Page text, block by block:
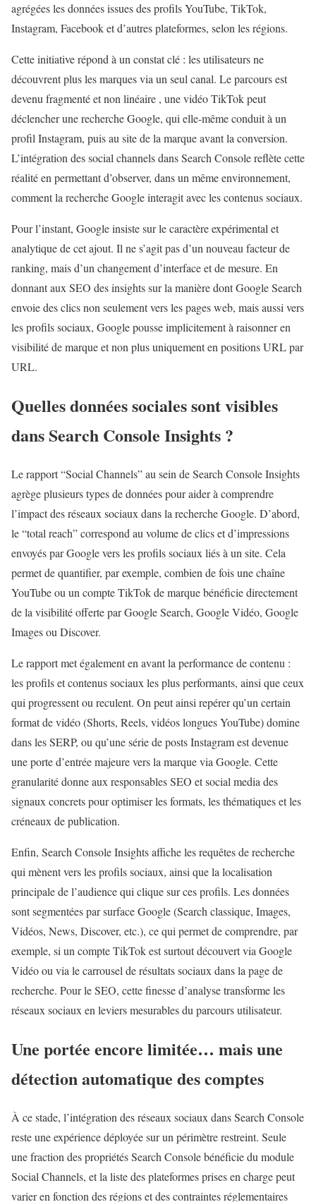
agrégées les données issues des profils YouTube, TikTok,
Instagram, Facebook et d’autres plateformes, selon les régions.
Cette initiative répond à un constat clé : les utilisateurs ne
découvrent plus les marques via un seul canal. Le parcours est
devenu fragmenté et non linéaire , une vidéo TikTok peut
déclencher une recherche Google, qui elle-même conduit à un
profil Instagram, puis au site de la marque avant la conversion.
L’intégration des social channels dans Search Console reflète cette
réalité en permettant d’observer, dans un même environnement,
comment la recherche Google interagit avec les contenus sociaux.
Pour l’instant, Google insiste sur le caractère expérimental et
analytique de cet ajout. Il ne s’agit pas d’un nouveau facteur de
ranking, mais d’un changement d’interface et de mesure. En
donnant aux SEO des insights sur la manière dont Google Search
envoie des clics non seulement vers les pages web, mais aussi vers
les profils sociaux, Google pousse implicitement à raisonner en
visibilité de marque et non plus uniquement en positions URL par
URL.
Quelles données sociales sont visibles
dans Search Console Insights ?
Le rapport “Social Channels” au sein de Search Console Insights
agrège plusieurs types de données pour aider à comprendre
l’impact des réseaux sociaux dans la recherche Google. D’abord,
le “total reach” correspond au volume de clics et d’impressions
envoyés par Google vers les profils sociaux liés à un site. Cela
permet de quantifier, par exemple, combien de fois une chaîne
YouTube ou un compte TikTok de marque bénéficie directement
de la visibilité offerte par Google Search, Google Vidéo, Google
Images ou Discover.
Le rapport met également en avant la performance de contenu :
les profils et contenus sociaux les plus performants, ainsi que ceux
qui progressent ou reculent. On peut ainsi repérer qu’un certain
format de vidéo (Shorts, Reels, vidéos longues YouTube) domine
dans les SERP, ou qu’une série de posts Instagram est devenue
une porte d’entrée majeure vers la marque via Google. Cette
granularité donne aux responsables SEO et social media des
signaux concrets pour optimiser les formats, les thématiques et les
créneaux de publication.
Enfin, Search Console Insights affiche les requêtes de recherche
qui mènent vers les profils sociaux, ainsi que la localisation
principale de l’audience qui clique sur ces profils. Les données
sont segmentées par surface Google (Search classique, Images,
Vidéos, News, Discover, etc.), ce qui permet de comprendre, par
exemple, si un compte TikTok est surtout découvert via Google
Vidéo ou via le carrousel de résultats sociaux dans la page de
recherche. Pour le SEO, cette finesse d’analyse transforme les
réseaux sociaux en leviers mesurables du parcours utilisateur.
Une portée encore limitée… mais une
détection automatique des comptes
À ce stade, l’intégration des réseaux sociaux dans Search Console
reste une expérience déployée sur un périmètre restreint. Seule
une fraction des propriétés Search Console bénéficie du module
Social Channels, et la liste des plateformes prises en charge peut
varier en fonction des régions et des contraintes réglementaires